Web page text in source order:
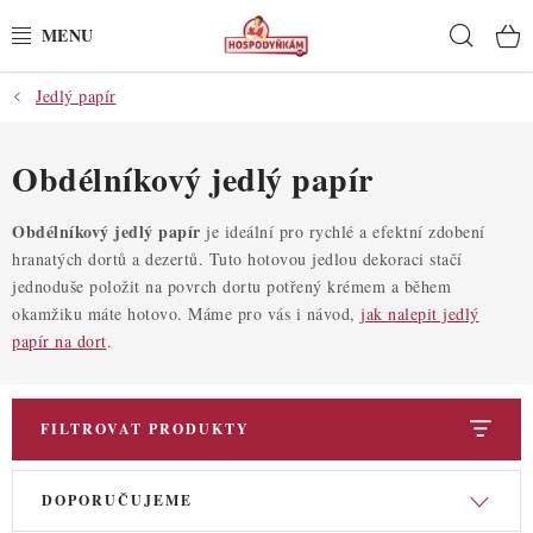
na
POTŘEBY
POMŮCKY
SUROVINY
DEKORACE
PRO OSLAVY
POCHUTINY
Jedlý papír
Obdélníkový jedlý papír
Obdélníkový jedlý papír je ideální pro rychlé a efektní zdobení
hranatých dortů a dezertů. Tuto hotovou jedlou dekoraci stačí
jednoduše položit na povrch dortu potřený krémem a během
okamžiku máte hotovo. Máme pro vás i návod, jak nalepit jedlý
papír na dort.
FILTROVAT PRODUKTY
V
Ř DOPORUČUJEME